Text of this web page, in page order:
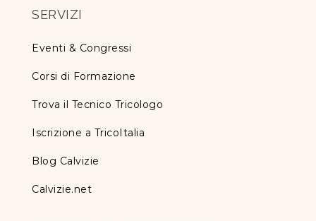
SERVIZI
Eventi & Congressi
Corsi di Formazione
Trova il Tecnico Tricologo
Iscrizione a TricoItalia
Blog Calvizie
Calvizie.net